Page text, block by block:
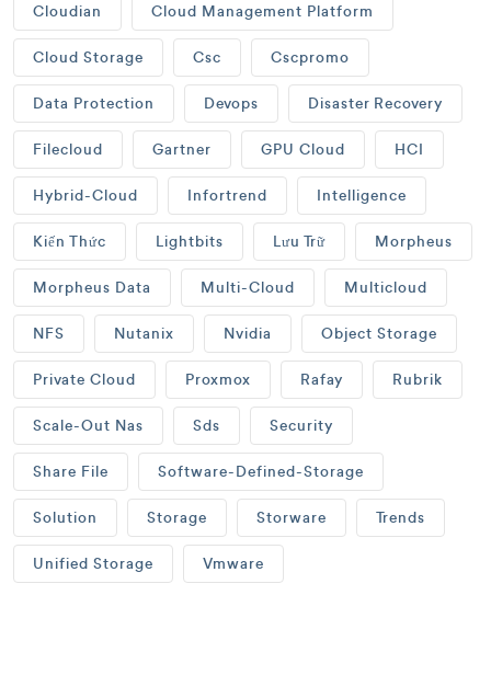
Cloudian Cloud Management Platform
Cloud Storage Csc Cscpromo
Data Protection Devops Disaster Recovery
Filecloud Gartner GPU Cloud HCI
Hybrid-Cloud Infortrend Intelligence
Kiến Thức Lightbits Lưu Trữ Morpheus
Morpheus Data Multi-Cloud Multicloud
NFS Nutanix Nvidia Object Storage
Private Cloud Proxmox Rafay Rubrik
Scale-Out Nas Sds Security
Share File Software-Defined-Storage
Solution Storage Storware Trends
Unified Storage Vmware